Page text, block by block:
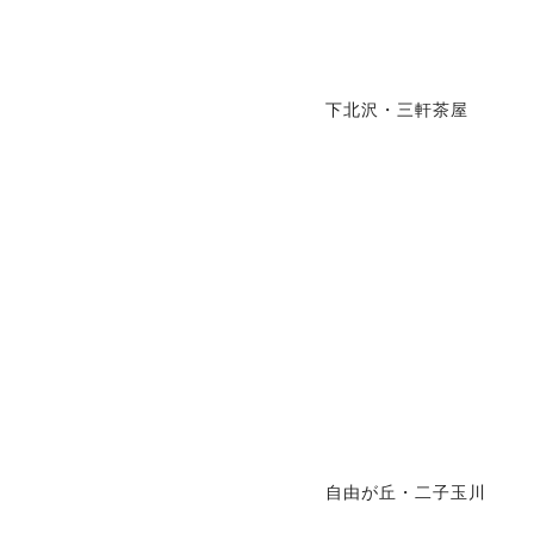
下北沢・三軒茶屋
自由が丘・二子玉川